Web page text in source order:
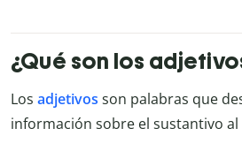
¿Qué son los
Los adjetivos son palabras que
información sobre el sustantivo